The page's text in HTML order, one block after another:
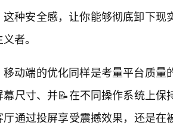
这种安全感，让你能够彻底卸下现
者。
移动端的优化同样是考量平台质量
幕尺寸、并📝在不同操作系统上
厅通过投屏享受震撼效果，还是